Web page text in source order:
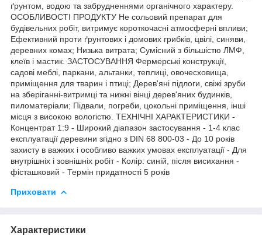
ґрунтом, водою та забрудненнями органічного характеру.
ОСОБЛИВОСТІ ПРОДУКТУ Не сольовий препарат для
будівельних робіт, витримує короткочасні атмосферні впливи;
Ефективний проти ґрунтових і домових грибків, цвілі, синяви,
деревних комах; Низька витрата; Сумісний з більшістю ЛМФ,
клеїв і мастик. ЗАСТОСУВАННЯ Фермерські конструкції,
садові меблі, паркани, альтанки, теплиці, овочесховища,
приміщення для тварин і птиці; Дерев'яні підлоги, свіжі зруби
на зберіганні-витримці та нижні вінці дерев'яних будинків,
пиломатеріали; Підвали, погреби, цокольні приміщення, інші
місця з високою вологістю. ТЕХНІЧНІ ХАРАКТЕРИСТИКИ -
Концентрат 1:9 - Широкий діапазон застосування - 1-4 клас
експлуатації деревини згідно з DIN 68 800-03 - До 10 років
захисту в важких і особливо важких умовах експлуатації - Для
внутрішніх і зовнішніх робіт - Колір: синій, після висихання -
фісташковий - Термін придатності 5 років
Приховати
Характеристики